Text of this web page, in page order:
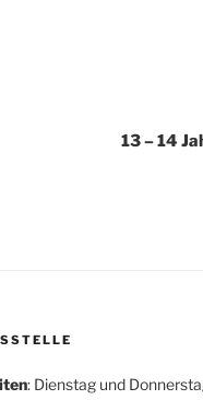
13 – 14
: Dienstag und